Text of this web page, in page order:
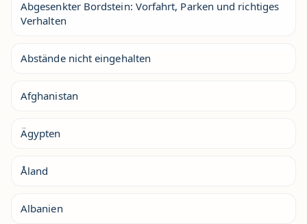
Abgesenkter Bordstein: Vorfahrt, Parken und richtiges
Verhalten
Abstände nicht eingehalten
Afghanistan
Ägypten
Åland
Albanien